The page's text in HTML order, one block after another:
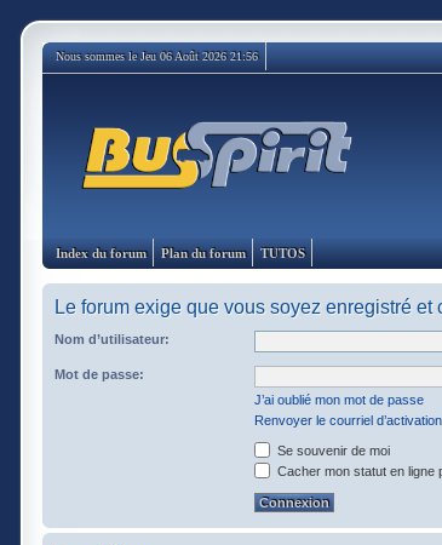
Nous sommes le Jeu 06 Août 2026 21:56
Index du forum Plan du forum TUTOS
Le forum exige que vous soyez enregistré
Nom d’utilisateur:
Mot de passe:
J’ai oublié mon mot de passe
Renvoyer le courriel d’activation
Se souvenir de moi
Cacher mon statut en ligne